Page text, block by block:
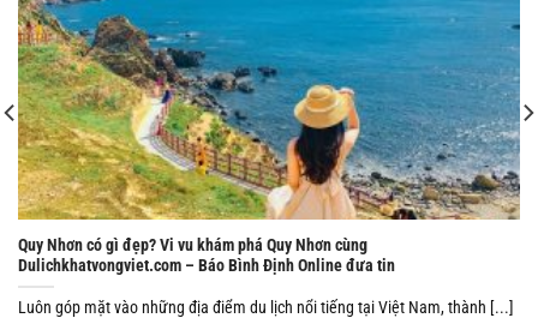
Quy Nhơn có gì đẹp? Vi vu khám phá Quy Nhơn cùng
Dulichkhatvongviet.com – Báo Bình Định Online đưa tin
Luôn góp mặt vào những địa điểm du lịch nổi tiếng tại Việt Nam, thành [...]